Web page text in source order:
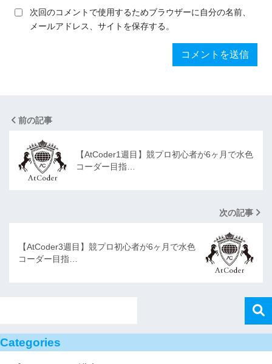
次回のコメントで使用するためブラウザーに自分の名前、
メールアドレス、サイトを保存する。
前の記事
【AtCoder1週目】競プロ初心者が6ヶ月で水色
コーダー目指…
次の記事
【AtCoder3週目】競プロ初心者が6ヶ月で水色
コーダー目指…
Categories